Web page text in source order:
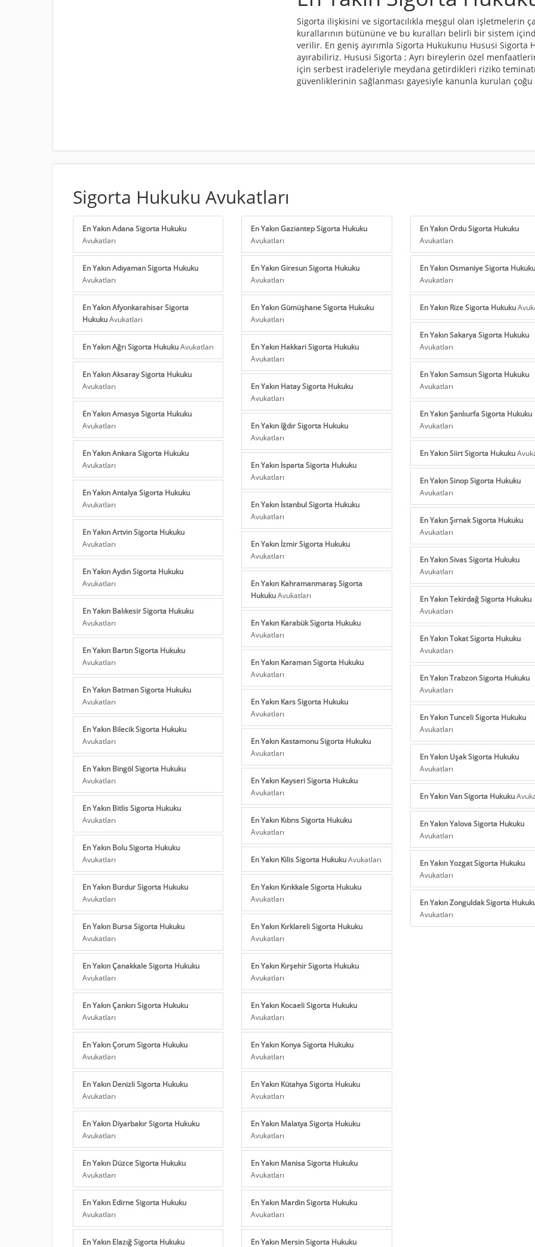
Sigorta ilişkisini ve sigortacılıkla meşgul olan işletmelerin
kurallarının bütününe ve bu kuralları belirli bir sistem
verilir. En geniş ayırımla Sigorta Hukukunu Hususi Sigorta
ayırabiliriz. Hususi Sigorta ; Ayrı bireylerin özel
için serbest iradeleriyle meydana getirdikleri riziko
güvenliklerinin sağlanması gayesiyle kanunla kurulan
Sigorta Hukuku Avukatları
En Yakın Adana Sigorta Hukuku
Avukatları
En Yakın Adıyaman Sigorta Hukuku
Avukatları
En Yakın Afyonkarahisar Sigorta
HukukuAvukatları
En Yakın Ağrı Sigorta HukukuAvukatları
En Yakın Aksaray Sigorta Hukuku
Avukatları
En Yakın Amasya Sigorta Hukuku
Avukatları
En Yakın Ankara Sigorta Hukuku
Avukatları
En Yakın Antalya Sigorta Hukuku
Avukatları
En Yakın Artvin Sigorta Hukuku
Avukatları
En Yakın Aydın Sigorta Hukuku
Avukatları
En Yakın Balıkesir Sigorta Hukuku
Avukatları
En Yakın Bartın Sigorta Hukuku
Avukatları
En Yakın Batman Sigorta Hukuku
Avukatları
En Yakın Bilecik Sigorta Hukuku
Avukatları
En Yakın Bingöl Sigorta Hukuku
Avukatları
En Yakın Bitlis Sigorta Hukuku
Avukatları
En Yakın Bolu Sigorta Hukuku
Avukatları
En Yakın Burdur Sigorta Hukuku
Avukatları
En Yakın Bursa Sigorta Hukuku
Avukatları
En Yakın Çanakkale Sigorta Hukuku
Avukatları
En Yakın Çankırı Sigorta Hukuku
Avukatları
En Yakın Çorum Sigorta Hukuku
Avukatları
En Yakın Denizli Sigorta Hukuku
Avukatları
En Yakın Diyarbakır Sigorta Hukuku
Avukatları
En Yakın Düzce Sigorta Hukuku
Avukatları
En Yakın Edirne Sigorta Hukuku
Avukatları
En Yakın Elazığ Sigorta Hukuku
En Yakın Gaziantep Sigorta Hukuku
Avukatları
En Yakın Giresun Sigorta Hukuku
Avukatları
En Yakın Gümüşhane Sigorta Hukuku
Avukatları
En Yakın Hakkari Sigorta Hukuku
Avukatları
En Yakın Hatay Sigorta Hukuku
Avukatları
En Yakın Iğdır Sigorta Hukuku
Avukatları
En Yakın Isparta Sigorta Hukuku
Avukatları
En Yakın İstanbul Sigorta Hukuku
Avukatları
En Yakın İzmir Sigorta Hukuku
Avukatları
En Yakın Kahramanmaraş Sigorta
HukukuAvukatları
En Yakın Karabük Sigorta Hukuku
Avukatları
En Yakın Karaman Sigorta Hukuku
Avukatları
En Yakın Kars Sigorta Hukuku
Avukatları
En Yakın Kastamonu Sigorta Hukuku
Avukatları
En Yakın Kayseri Sigorta Hukuku
Avukatları
En Yakın Kıbrıs Sigorta Hukuku
Avukatları
En Yakın Kilis Sigorta HukukuAvukatları
En Yakın Kırıkkale Sigorta Hukuku
Avukatları
En Yakın Kırklareli Sigorta Hukuku
Avukatları
En Yakın Kırşehir Sigorta Hukuku
Avukatları
En Yakın Kocaeli Sigorta Hukuku
Avukatları
En Yakın Konya Sigorta Hukuku
Avukatları
En Yakın Kütahya Sigorta Hukuku
Avukatları
En Yakın Malatya Sigorta Hukuku
Avukatları
En Yakın Manisa Sigorta Hukuku
Avukatları
En Yakın Mardin Sigorta Hukuku
Avukatları
En Yakın Mersin Sigorta Hukuku
En Yakın Ordu Sigorta Hukuku
Avukatları
En Yakın Osmaniye Sigorta Hukuku
Avukatları
En Yakın Rize Sigorta Hukuku
En Yakın Sakarya Sigorta Hukuku
Avukatları
En Yakın Samsun Sigorta Hukuku
Avukatları
En Yakın Şanlıurfa Sigorta Hukuku
Avukatları
En Yakın Siirt Sigorta Hukuku
En Yakın Sinop Sigorta Hukuku
Avukatları
En Yakın Şırnak Sigorta Hukuku
Avukatları
En Yakın Sivas Sigorta Hukuku
Avukatları
En Yakın Tekirdağ Sigorta Hukuku
Avukatları
En Yakın Tokat Sigorta Hukuku
Avukatları
En Yakın Trabzon Sigorta Hukuku
Avukatları
En Yakın Tunceli Sigorta Hukuku
Avukatları
En Yakın Uşak Sigorta Hukuku
Avukatları
En Yakın Van Sigorta Hukuku
En Yakın Yalova Sigorta Hukuku
Avukatları
En Yakın Yozgat Sigorta Hukuku
Avukatları
En Yakın Zonguldak Sigorta
Avukatları